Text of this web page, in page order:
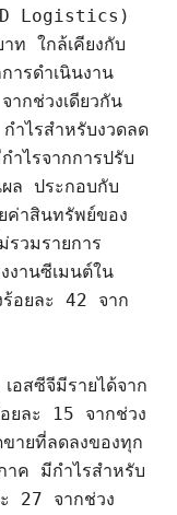
Logistics)
ท ใกล้เคียงกับ
ารดำเนินงาน
กช่วงเดียวกัน
ำไรสำหรับงวดลด
ำไรจากการปรับ
ผล ประกอบกับ
ค่าสินทรัพย์ของ
วมรายการ
งานซีเมนต์ใน
ร้อยละ 42 จาก
สซีจีมีรายได้จาก
ยละ 15 จากช่วง
ายที่ลดลงของทุก
าค มีกำไรสำหรับ
27 จากช่วง